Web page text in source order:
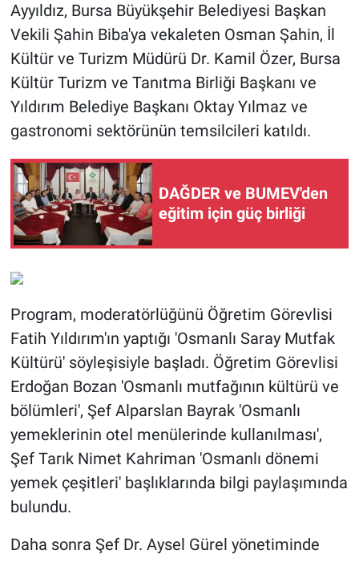
Ayyıldız, Bursa Büyükşehir Belediyesi Başkan
Vekili Şahin Biba'ya vekaleten Osman Şahin, İl
Kültür ve Turizm Müdürü Dr. Kamil Özer, Bursa
Kültür Turizm ve Tanıtma Birliği Başkanı ve
Yıldırım Belediye Başkanı Oktay Yılmaz ve
gastronomi sektörünün temsilcileri katıldı.
DAĞDER ve BUMEV'den
eğitim için güç birliği
Program, moderatörlüğünü Öğretim Görevlisi
Fatih Yıldırım'ın yaptığı 'Osmanlı Saray Mutfak
Kültürü' söyleşisiyle başladı. Öğretim Görevlisi
Erdoğan Bozan 'Osmanlı mutfağının kültürü ve
bölümleri', Şef Alparslan Bayrak 'Osmanlı
yemeklerinin otel menülerinde kullanılması',
Şef Tarık Nimet Kahriman 'Osmanlı dönemi
yemek çeşitleri' başlıklarında bilgi paylaşımında
bulundu.
Daha sonra Şef Dr. Aysel Gürel yönetiminde